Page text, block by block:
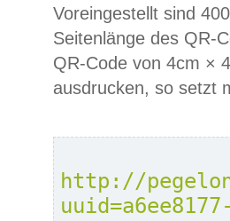
Voreingestellt sind
Seitenlänge des QR-
QR-Code von 4cm ×
ausdrucken, so setzt
http://